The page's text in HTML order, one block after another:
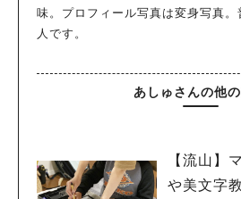
味。プロフィール写真は変身写真
人です。
あしゅさんの他
【流山】
や美文字